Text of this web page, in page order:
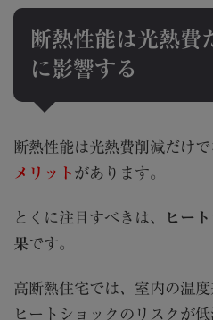
断熱性能は光熱費
に影響する
断熱性能は光熱費削減だけで
メリット があります。
とくに注目すべきは、
ヒー
果です。
高断熱住宅では、室内の温度
ヒートショックのリスクが低